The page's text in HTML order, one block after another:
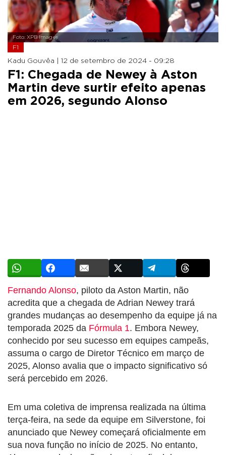
Foto: XPB Images
F1
Kadu Gouvêa | 12 de setembro de 2024 - 09:28
F1: Chegada de Newey à Aston
Martin deve surtir efeito apenas
em 2026, segundo Alonso
Fernando Alonso, piloto da Aston Martin, não
acredita que a chegada de Adrian Newey trará
grandes mudanças ao desempenho da equipe já na
temporada 2025 da Fórmula 1. Embora Newey,
conhecido por seu sucesso em equipes campeãs,
assuma o cargo de Diretor Técnico em março de
2025, Alonso avalia que o impacto significativo só
será percebido em 2026.
Em uma coletiva de imprensa realizada na última
terça-feira, na sede da equipe em Silverstone, foi
anunciado que Newey começará oficialmente em
sua nova função no início de 2025. No entanto,